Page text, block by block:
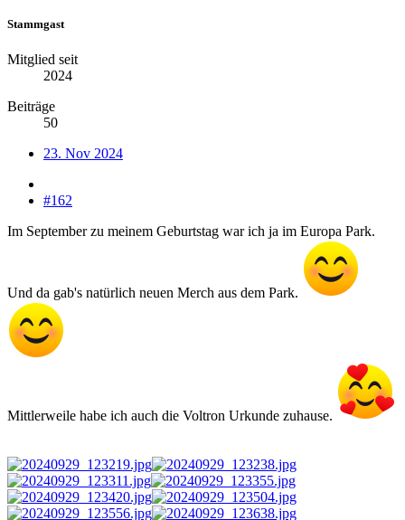
Stammgast
Mitglied seit
2024
Beiträge
50
23. Nov 2024
#162
Im September zu meinem Geburtstag war ich ja im Europa Park.
Und da gab's natürlich neuen Merch aus dem Park.
Mittlerweile habe ich auch die Voltron Urkunde zuhause.